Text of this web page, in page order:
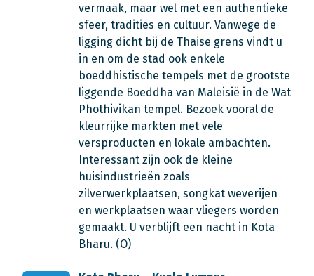
vermaak, maar wel met een authentieke
sfeer, tradities en cultuur. Vanwege de
ligging dicht bij de Thaise grens vindt u
in en om de stad ook enkele
boeddhistische tempels met de grootste
liggende Boeddha van Maleisië in de Wat
Phothivikan tempel. Bezoek vooral de
kleurrijke markten met vele
versproducten en lokale ambachten.
Interessant zijn ook de kleine
huisindustrieën zoals
zilverwerkplaatsen, songkat weverijen
en werkplaatsen waar vliegers worden
gemaakt. U verblijft een nacht in Kota
Bharu. (O)